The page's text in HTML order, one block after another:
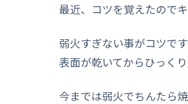
最近、コツを覚えたので
弱火すぎない事がコツです
表面が乾いてからひっく
今までは弱火でちんたら